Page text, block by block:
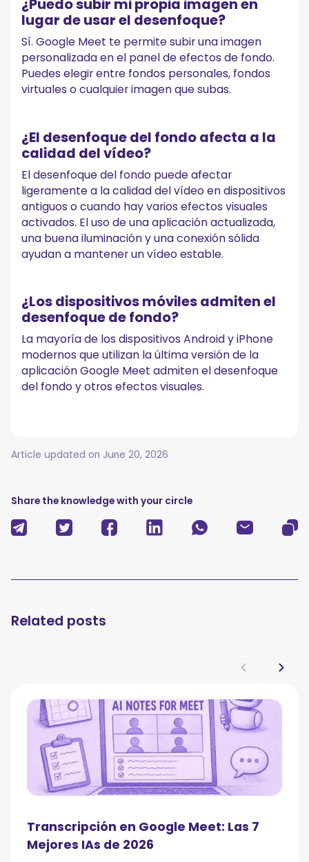
¿Puedo subir mi propia imagen en
lugar de usar el desenfoque?
Sí. Google Meet te permite subir una imagen
personalizada en el panel de efectos de fondo.
Puedes elegir entre fondos personales, fondos
virtuales o cualquier imagen que subas.
¿El desenfoque del fondo afecta a la
calidad del vídeo?
El desenfoque del fondo puede afectar
ligeramente a la calidad del vídeo en dispositivos
antiguos o cuando hay varios efectos visuales
activados. El uso de una aplicación actualizada,
una buena iluminación y una conexión sólida
ayudan a mantener un vídeo estable.
¿Los dispositivos móviles admiten el
desenfoque de fondo?
La mayoría de los dispositivos Android y iPhone
modernos que utilizan la última versión de la
aplicación Google Meet admiten el desenfoque
del fondo y otros efectos visuales.
Article updated on June 20, 2026
Share the knowledge with your circle
Related posts
Transcripción en Google Meet: Las 7
Mejores IAs de 2026